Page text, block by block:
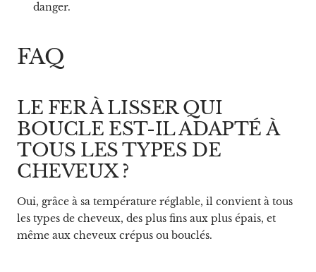
danger.
FAQ
LE FER À LISSER QUI
BOUCLE EST-IL ADAPTÉ À
TOUS LES TYPES DE
CHEVEUX ?
Oui, grâce à sa température réglable, il convient à tous
les types de cheveux, des plus fins aux plus épais, et
même aux cheveux crépus ou bouclés.